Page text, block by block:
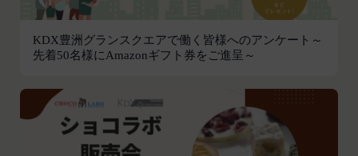
KDX豊洲グランスクエアで働く皆様へのアンケート～
先着50名様にAmazonギフト券をご進呈～
ることが可能となったときをもって会員への通知が
完了したものとみなします。
第12条（取得情報の取り扱い）
当社は、会員が本サービスの登録その他一切の利用
の過程において、当社が取得した情報の取り扱い
は、プライバシーポリシーの定めによるものとし、
会員は、プライバシーポリシーの定めに従い、当社
が会員から取得した情報を取り扱うことについて、